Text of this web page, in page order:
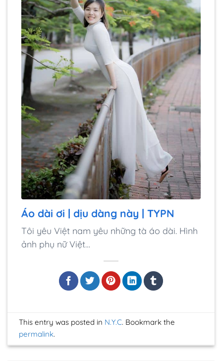
Áo dài ơi | dịu dàng này | TYPN
Tôi yêu Việt nam yêu những tà áo dài. Hình
ảnh phụ nữ Việt…
This entry was posted in N.Y.C. Bookmark the
permalink.